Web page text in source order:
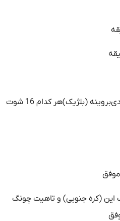
(بلژیک)هر کدام 16 شوت
این (کره جنوبی) و تاهیت چونگ